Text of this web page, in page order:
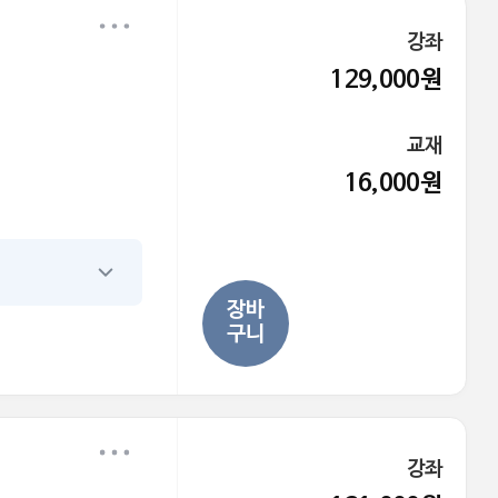
강좌
129,000원
교재
16,000원
장바
구니
강좌